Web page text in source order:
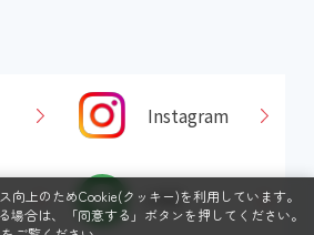
Instagram
LINE
向上のためCookie(クッキー)を利用しています。
場合は、「同意する」ボタンを押してください。